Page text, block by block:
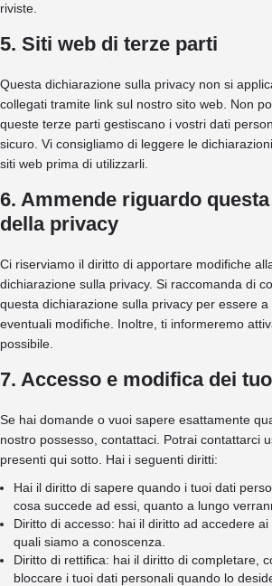
riviste.
5. Siti web di terze parti
Questa dichiarazione sulla privacy non si
collegati tramite link sul nostro sito web. Non
queste terze parti gestiscano i vostri dati
sicuro. Vi consigliamo di leggere le
siti web prima di utilizzarli.
6. Ammende riguardo
della privacy
Ci riserviamo il diritto di apportare modifiche
dichiarazione sulla privacy. Si raccomanda di
questa dichiarazione sulla privacy per essere
eventuali modifiche. Inoltre, ti informeremo
possibile.
7. Accesso e modifica dei
Se hai domande o vuoi sapere esattamente
nostro possesso, contattaci. Potrai contattarci
presenti qui sotto. Hai i seguenti diritti:
Hai il diritto di sapere quando i tuoi dati
cosa succede ad essi, quanto a lungo
Diritto di accesso: hai il diritto ad accedere
quali siamo a conoscenza.
Diritto di rettifica: hai il diritto di completare,
bloccare i tuoi dati personali quando lo